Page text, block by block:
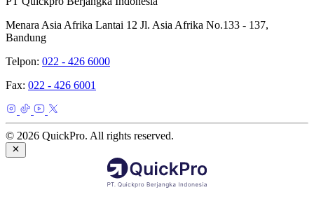
Menara Asia Afrika Lantai 12 Jl. Asia Afrika No.133 - 137,
Bandung
Telpon: 022 - 426 6000
Fax: 022 - 426 6001
© 2026 QuickPro. All rights reserved.